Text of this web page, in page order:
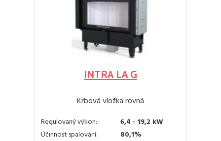
INTRA LA G
Krbová vložka rovná
Regulovaný výkon:
6,4 - 19,2 kW
Účinnost spalování:
80,1%